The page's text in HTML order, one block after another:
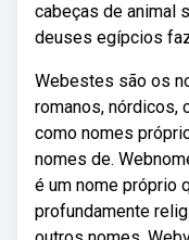
cabeças de animal
deuses egípcios
Webestes são os
romanos, nórdicos,
como nomes
nomes de.
é um nome próprio
profundamente